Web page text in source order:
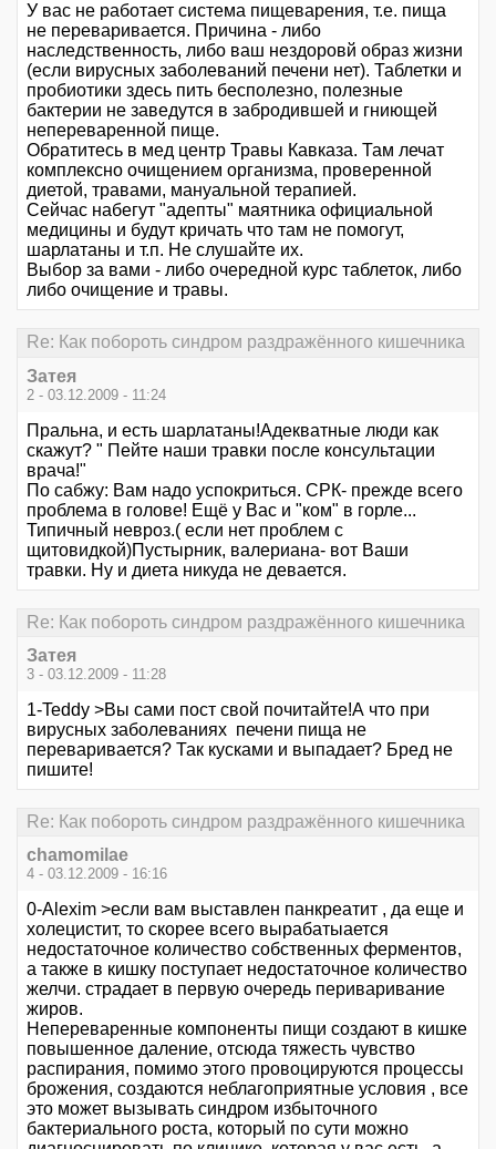
У вас не работает система пищеварения, т.е. пища
не переваривается. Причина - либо
наследственность, либо ваш нездоровй образ жизни
(если вирусных заболеваний печени нет). Таблетки и
пробиотики здесь пить бесполезно, полезные
бактерии не заведутся в забродившей и гниющей
непереваренной пище.
Обратитесь в мед центр Травы Кавказа. Там лечат
комплексно очищением организма, проверенной
диетой, травами, мануальной терапией.
Сейчас набегут "адепты" маятника официальной
медицины и будут кричать что там не помогут,
шарлатаны и т.п. Не слушайте их.
Выбор за вами - либо очередной курс таблеток, либо
либо очищение и травы.
Re: Как побороть синдром раздражённого кишечника
Затея
2 - 03.12.2009 - 11:24
Пральна, и есть шарлатаны!Адекватные люди как
скажут? " Пейте наши травки после консультации
врача!"
По сабжу: Вам надо успокриться. СРК- прежде всего
проблема в голове! Ещё у Вас и "ком" в горле...
Типичный невроз.( если нет проблем с
щитовидкой)Пустырник, валериана- вот Ваши
травки. Ну и диета никуда не девается.
Re: Как побороть синдром раздражённого кишечника
Затея
3 - 03.12.2009 - 11:28
1-Teddy >Вы сами пост свой почитайте!А что при
вирусных заболеваниях печени пища не
переваривается? Так кусками и выпадает? Бред не
пишите!
Re: Как побороть синдром раздражённого кишечника
chamomilae
4 - 03.12.2009 - 16:16
0-Alexim >если вам выставлен панкреатит , да еще и
холецистит, то скорее всего вырабатыается
недостаточное количество собственных ферментов,
а также в кишку поступает недостаточное количество
желчи. страдает в первую очередь периваривание
жиров.
Непереваренные компоненты пищи создают в кишке
повышенное даление, отсюда тяжесть чувство
распирания, помимо этого провоцируются процессы
брожения, создаются неблагоприятные условия , все
это может вызывать синдром избыточного
бактериального роста, который по сути можно